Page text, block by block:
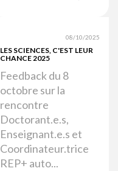
08/10/2025
LES SCIENCES, C'EST LEUR
CHANCE 2025
Feedback du 8
octobre sur la
rencontre
Doctorant.e.s,
Enseignant.e.s et
Coordinateur.trice
REP+ auto...